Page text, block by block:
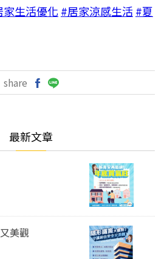
家生活優化 #居家涼感生活#夏
share
最新文章
美觀